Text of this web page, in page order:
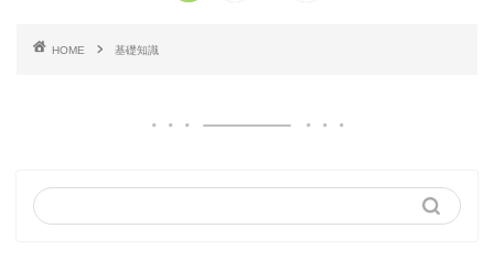
HOME 基礎知識